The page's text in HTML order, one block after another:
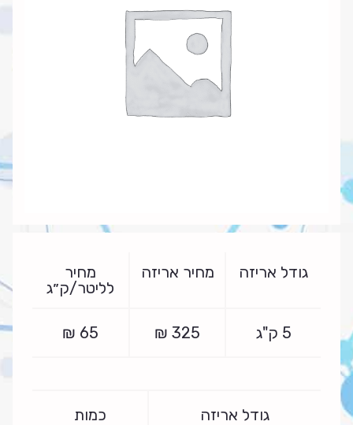
גודל אריזה מחיר אריזה
מחיר
לליטר/ק״ג
5 ק"ג 325
₪
65
₪
גודל אריזה כמות